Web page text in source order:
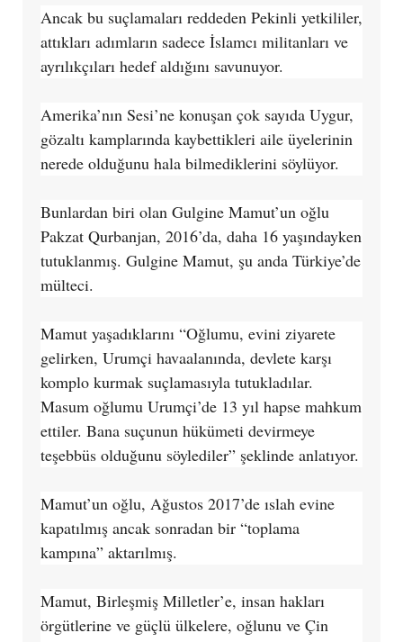
Ancak bu suçlamaları reddeden Pekinli yetkililer,
attıkları adımların sadece İslamcı militanları ve
ayrılıkçıları hedef aldığını savunuyor.
Amerika’nın Sesi’ne konuşan çok sayıda Uygur,
gözaltı kamplarında kaybettikleri aile üyelerinin
nerede olduğunu hala bilmediklerini söylüyor.
Bunlardan biri olan Gulgine Mamut’un oğlu
Pakzat Qurbanjan, 2016’da, daha 16 yaşındayken
tutuklanmış. Gulgine Mamut, şu anda Türkiye’de
mülteci.
Mamut yaşadıklarını “Oğlumu, evini ziyarete
gelirken, Urumçi havaalanında, devlete karşı
komplo kurmak suçlamasıyla tutukladılar.
Masum oğlumu Urumçi’de 13 yıl hapse mahkum
ettiler. Bana suçunun hükümeti devirmeye
teşebbüs olduğunu söylediler” şeklinde anlatıyor.
Mamut’un oğlu, Ağustos 2017’de ıslah evine
kapatılmış ancak sonradan bir “toplama
kampına” aktarılmış.
Mamut, Birleşmiş Milletler’e, insan hakları
örgütlerine ve güçlü ülkelere, oğlunu ve Çin